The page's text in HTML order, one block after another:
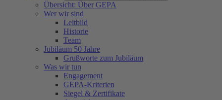
Übersicht: Über GEPA
Wer wir sind
Leitbild
Historie
Team
Jubiläum 50 Jahre
Grußworte zum Jubiläum
Was wir tun
Engagement
GEPA-Kriterien
Siegel & Zertifikate